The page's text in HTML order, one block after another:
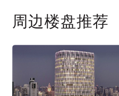
周边楼盘推荐